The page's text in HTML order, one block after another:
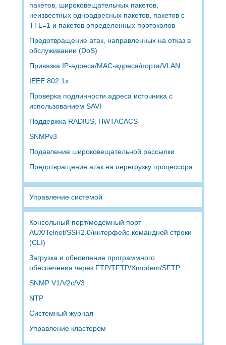
пакетов, широковещательных пакетов,
неизвестных одноадресных пакетов, пакетов с
TTL=1 и пакетов определенных протоколов
Предотвращение атак, направленных на отказ в
обслуживании (DoS)
Привязка IP-адреса/MAC-адреса/порта/VLAN
IEEE 802.1x
Проверка подлинности адреса источника с
использованием SAVI
Поддержка RADIUS, HWTACACS
SNMPv3
Подавление широковещательной рассылки
Предотвращение атак на перегрузку процессора
Управление системой
Консольный порт/модемный порт
AUX/Telnet/SSH2.0/интерфейс командной строки
(CLI)
Загрузка и обновление программного
обеспечения через FTP/TFTP/Xmodem/SFTP
SNMP V1/V2c/V3
NTP
Системный журнал
Управление кластером